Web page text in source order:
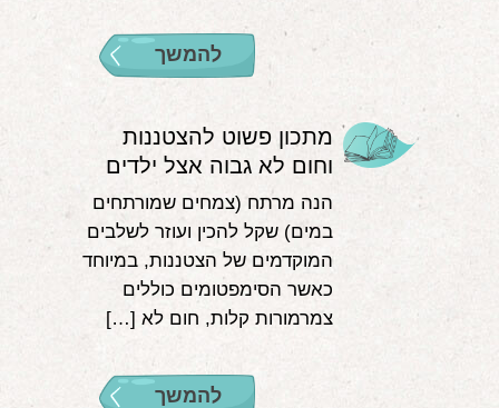
להמשך
מתכון פשוט להצטננות
וחום לא גבוה אצל ילדים
הנה מרתח (צמחים שמורתחים
במים) שקל להכין ועוזר לשלבים
המוקדמים של הצטננות, במיוחד
כאשר הסימפטומים כוללים
צמרמורות קלות, חום לא […]
להמשך